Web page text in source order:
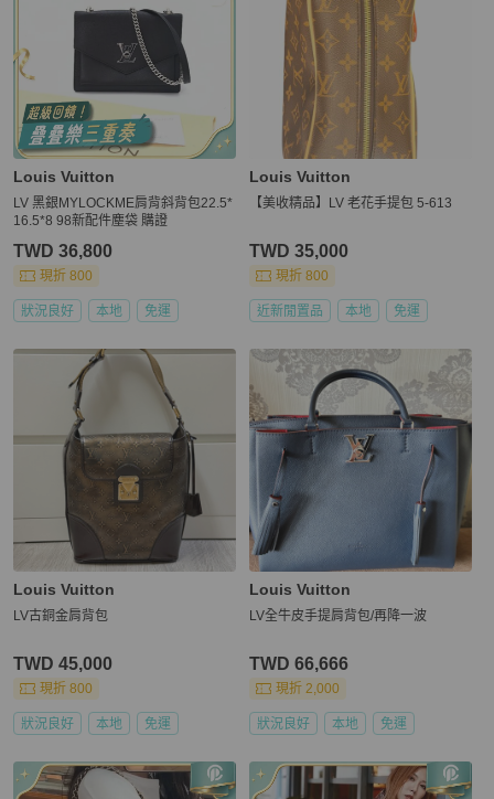
Louis Vuitton
LV 黑銀MYLOCKME肩背斜背包22.5*
16.5*8 98新配件塵袋 購證
TWD 36,800
現折 800
狀況良好 本地 免運
Louis Vuitton
【美收精品】LV 老花手提包 5-613
TWD 35,000
現折 800
近新閒置品 本地 免運
Louis Vuitton
LV古銅金肩背包
TWD 45,000
現折 800
狀況良好 本地 免運
Louis Vuitton
LV全牛皮手提肩背包/再降一波
TWD 66,666
現折 2,000
狀況良好 本地 免運